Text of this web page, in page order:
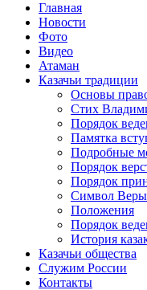
Главная
Новости
Фото
Видео
Атаман
Казачьи традиции
Основы
Стих
Порядок
Памятка
Подробные
Порядок
Порядок
Символ Веры
Положения
Порядок
История
Казачьи общества
Служим России
Контакты